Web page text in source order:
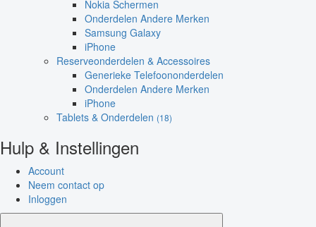
Nokia Schermen
Onderdelen Andere Merken
Samsung Galaxy
iPhone
Reserveonderdelen & Accessoires
Generieke Telefoononderdelen
Onderdelen Andere Merken
iPhone
Tablets & Onderdelen (18)
Hulp & Instellingen
Account
Neem contact op
Inloggen